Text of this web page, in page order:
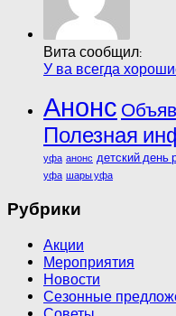
Вита сообщил:
У ва всегда
Анонс
Полезная
уфа анонс детский день
уфа шары уфа
Рубрики
Акции
Мероприятия
Новости
Сезонные